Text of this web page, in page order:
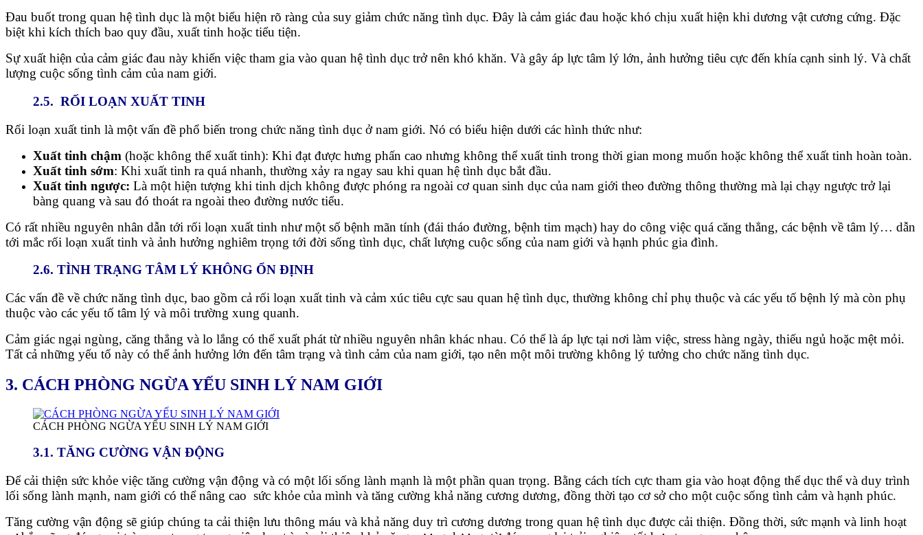
Đau buốt trong quan hệ tình dục là một biểu hiện rõ ràng của suy giảm chức năng tình dục. Đây là cảm giác đau hoặc khó chịu xuất hiện khi dương vật cương cứng. Đặc
biệt khi kích thích bao quy đầu, xuất tinh hoặc tiểu tiện.
Sự xuất hiện của cảm giác đau này khiến việc tham gia vào quan hệ tình dục trở nên khó khăn. Và gây áp lực tâm lý lớn, ảnh hưởng tiêu cực đến khía cạnh sinh lý. Và chất
lượng cuộc sống tình cảm của nam giới.
2.5. RỐI LOẠN XUẤT TINH
Rối loạn xuất tinh là một vấn đề phổ biến trong chức năng tình dục ở nam giới. Nó có biểu hiện dưới các hình thức như:
Xuất tinh chậm (hoặc không thể xuất tinh): Khi đạt được hưng phấn cao nhưng không thể xuất tinh trong thời gian mong muốn hoặc không thể xuất tinh hoàn toàn.
Xuất tinh sớm: Khi xuất tinh ra quá nhanh, thường xảy ra ngay sau khi quan hệ tình dục bắt đầu.
Xuất tinh ngược: Là một hiện tượng khi tinh dịch không được phóng ra ngoài cơ quan sinh dục của nam giới theo đường thông thường mà lại chạy ngược trở lại
bàng quang và sau đó thoát ra ngoài theo đường nước tiểu.
Có rất nhiều nguyên nhân dẫn tới rối loạn xuất tinh như một số bệnh mãn tính (đái tháo đường, bệnh tim mạch) hay do công việc quá căng thẳng, các bệnh về tâm lý… dẫn
tới mắc rối loạn xuất tinh và ảnh hưởng nghiêm trọng tới đời sống tình dục, chất lượng cuộc sống của nam giới và hạnh phúc gia đình.
2.6. TÌNH TRẠNG TÂM LÝ KHÔNG ỔN ĐỊNH
Các vấn đề về chức năng tình dục, bao gồm cả rối loạn xuất tinh và cảm xúc tiêu cực sau quan hệ tình dục, thường không chỉ phụ thuộc và các yếu tố bệnh lý mà còn phụ
thuộc vào các yếu tố tâm lý và môi trường xung quanh.
Cảm giác ngại ngùng, căng thẳng và lo lắng có thể xuất phát từ nhiều nguyên nhân khác nhau. Có thể là áp lực tại nơi làm việc, stress hàng ngày, thiếu ngủ hoặc mệt mỏi.
Tất cả những yếu tố này có thể ảnh hưởng lớn đến tâm trạng và tình cảm của nam giới, tạo nên một môi trường không lý tưởng cho chức năng tình dục.
3. CÁCH PHÒNG NGỪA YẾU SINH LÝ NAM GIỚI
CÁCH PHÒNG NGỪA YẾU SINH LÝ NAM GIỚI
3.1. TĂNG CƯỜNG VẬN ĐỘNG
Để cải thiện sức khỏe việc tăng cường vận động và có một lối sống lành mạnh là một phần quan trọng. Bằng cách tích cực tham gia vào hoạt động thể dục thể và duy trình
lối sống lành mạnh, nam giới có thể nâng cao sức khỏe của mình và tăng cường khả năng cương dương, đồng thời tạo cơ sở cho một cuộc sống tình cảm và hạnh phúc.
Tăng cường vận động sẽ giúp chúng ta cải thiện lưu thông máu và khả năng duy trì cương dương trong quan hệ tình dục được cải thiện. Đồng thời, sức mạnh và linh hoạt